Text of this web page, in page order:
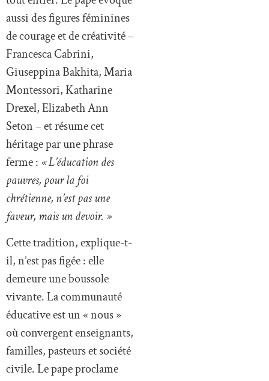
aussi des figures féminines
de courage et de créativité –
Francesca Cabrini,
Giuseppina Bakhita, Maria
Montessori, Katharine
Drexel, Elizabeth Ann
Seton – et résume cet
héritage par une phrase
ferme : « L’éducation des
pauvres, pour la foi
chrétienne, n’est pas une
faveur, mais un devoir. »
Cette tradition, explique-t-
il, n’est pas figée : elle
demeure une boussole
vivante. La communauté
éducative est un « nous »
où convergent enseignants,
familles, pasteurs et société
civile. Le pape proclame